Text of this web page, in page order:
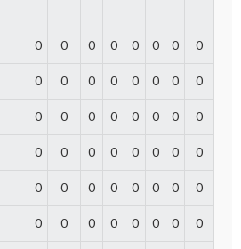
0 0 0 0 0 0 0 0
0 0 0 0 0 0 0 0
0 0 0 0 0 0 0 0
0 0 0 0 0 0 0 0
0 0 0 0 0 0 0 0
0 0 0 0 0 0 0 0